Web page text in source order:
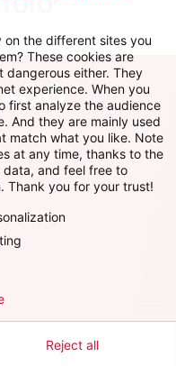
on the different sites you
These cookies are
dangerous either. They
experience. When you
first analyze the audience
And they are mainly used
match what you like. Note
at any time, thanks to the
and feel free to
Thank you for your trust!
Reject all